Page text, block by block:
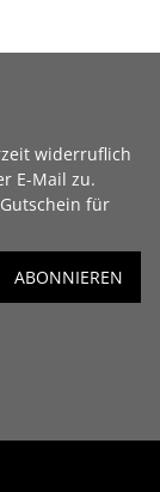
widerruflich
E-Mail zu.
für
ABONNIEREN